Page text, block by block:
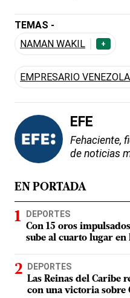
TEMAS -
NAMAN WAKIL
+
EMPRESARIO
EFE
Fehaciente,
de noticias
EN PORTADA
DEPORTES
Con 15 oros
sube al cuarto lugar en
DEPORTES
Las Reinas del Caribe
con una victoria sobre